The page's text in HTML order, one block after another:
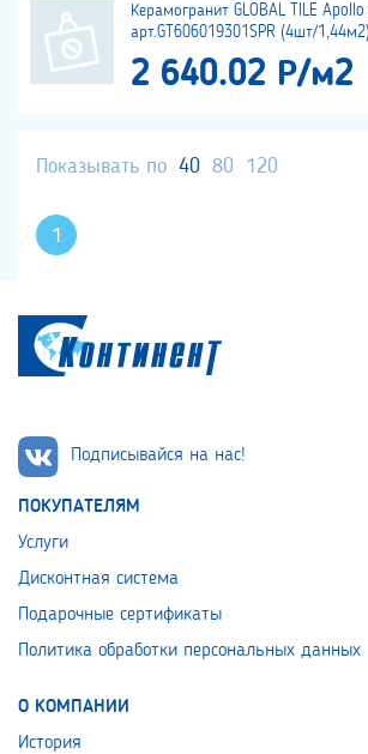
Керамогранит GLOBAL TILE
арт.GT606019301SPR (4шт/1,44м2)
2 640.02 Р/м2
Показывать по 40 80 120
1
Подписывайся на нас!
ПОКУПАТЕЛЯМ
Услуги
Дисконтная система
Подарочные сертификаты
Политика обработки персональных данных
О КОМПАНИИ
История